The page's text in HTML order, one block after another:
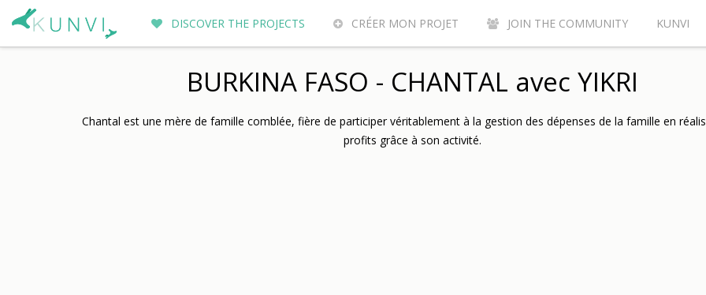
DISCOVER THE PROJECTS CRÉER MON PROJET JOIN THE COMMUNITY KUNVI
ENTREPRENEURS DU MONDE WHY CONTRIBUTE TO THE KUNVI CROWDFUNDING SITE?
BURKINA FASO - CHANTAL avec YIKRI
Chantal est une mère de famille comblée, fière de participer véritablement à la gestion des dépenses de la famille en
profits grâce à son activité.